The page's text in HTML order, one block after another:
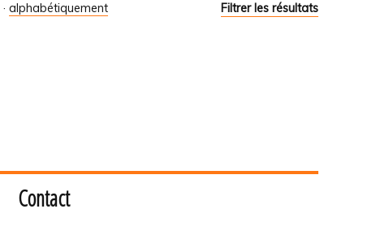
Filtrer les résultats
· alphabétiquement
Contact